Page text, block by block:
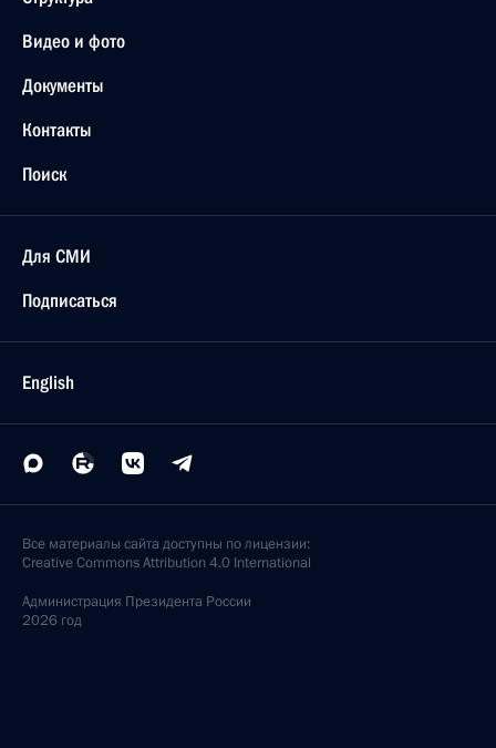
Видео и фото
Документы
Контакты
Поиск
Для СМИ
Подписаться
English
Все материалы сайта доступны по лицензии:
Creative Commons Attribution 4.0 International
Администрация Президента России
2026 год